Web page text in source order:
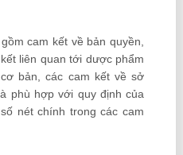
cam kết về bản quyền,
liên quan tới dược phẩm
bản, các cam kết về sở
phù hợp với quy định của
nét chính trong các cam